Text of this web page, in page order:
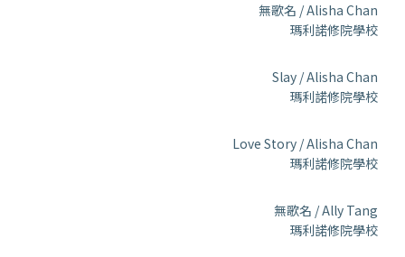
無歌名 / Alisha Chan
瑪利諾修院學校
Slay / Alisha Chan
瑪利諾修院學校
Love Story / Alisha Chan
瑪利諾修院學校
無歌名 / Ally Tang
瑪利諾修院學校